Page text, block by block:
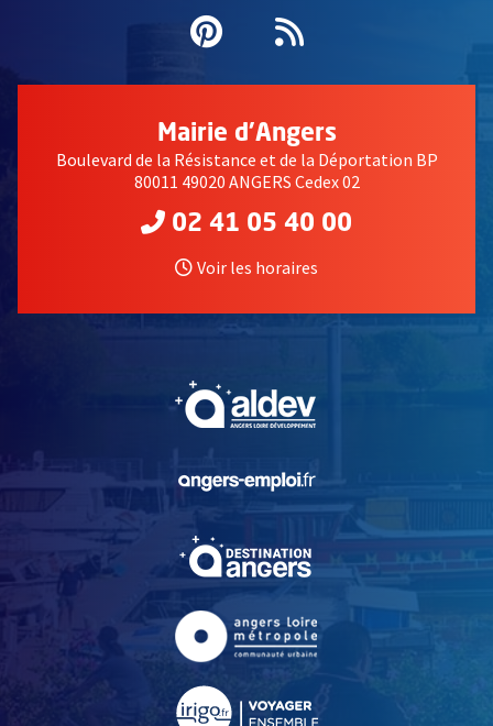
Pinterest
, Ouvre une
Flux RSS
Mairie d'Angers
Boulevard de la Résistance et de la Déportation BP
80011 49020 ANGERS Cedex 02
02 41 05 40 00
Voir les horaires
, Ouvre une nouvelle
, Ouvre une nouvelle